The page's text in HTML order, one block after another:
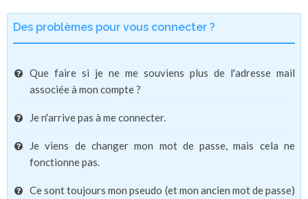
Des problèmes pour vous connecter ?
Que faire si je ne me souviens plus de l'adresse mail
associée à mon compte ?
Je n'arrive pas à me connecter.
Je viens de changer mon mot de passe, mais cela ne
fonctionne pas.
Ce sont toujours mon pseudo (et mon ancien mot de passe)